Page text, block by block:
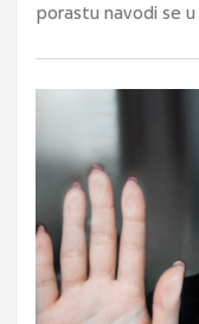
porastu navodi se u